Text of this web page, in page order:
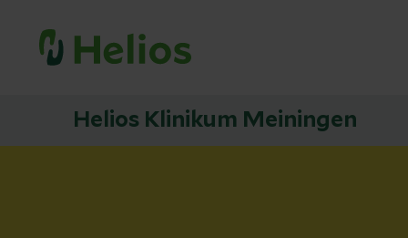
Helios Klinikum Meiningen